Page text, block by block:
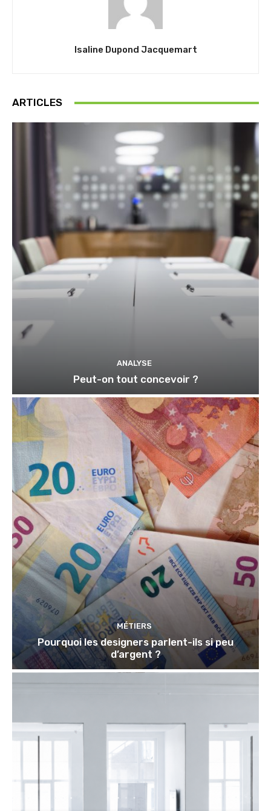
Isaline Dupond Jacquemart
ARTICLES
ANALYSE
Peut-on tout concevoir ?
MÉTIERS
Pourquoi les designers parlent-ils si peu
d’argent ?